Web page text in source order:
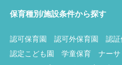
保育種別/施設条件から探す
認可保育園 認可外保育園 認証
認定こども園
学童保育 ナーサ